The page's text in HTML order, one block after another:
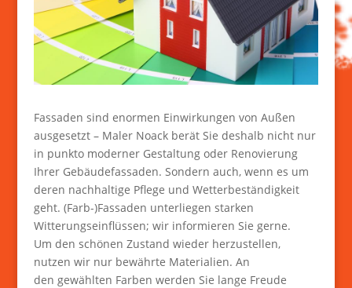
Fassaden sind enormen Einwirkungen von Außen
ausgesetzt – Maler Noack berät Sie deshalb nicht nur
in punkto moderner Gestaltung oder Renovierung
Ihrer Gebäudefassaden. Sondern auch, wenn es um
deren nachhaltige Pflege und Wetterbeständigkeit
geht. (Farb-)Fassaden unterliegen starken
Witterungseinflüssen; wir informieren Sie gerne.
Um den schönen Zustand wieder herzustellen,
nutzen wir nur bewährte Materialien. An
den gewählten Farben werden Sie lange Freude